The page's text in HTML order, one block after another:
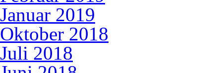
Januar 2019
Oktober 2018
Juli 2018